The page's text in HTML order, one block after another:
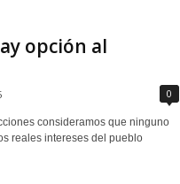
opción al
0
consideramos que ninguno
reales intereses del pueblo